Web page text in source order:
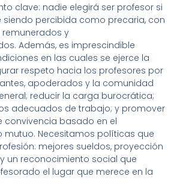
clave: nadie elegirá ser profesor si
siendo percibida como precaria, con
y
Además, es imprescindible
en las cuales se ejerce la
respeto hacia los profesores por
apoderados y la comunidad
reducir la carga burocrática;
adecuados de trabajo; y promover
convivencia basado en el
mutuo. Necesitamos políticas que
mejores sueldos, proyección
un reconocimiento social que
el lugar que merece en la